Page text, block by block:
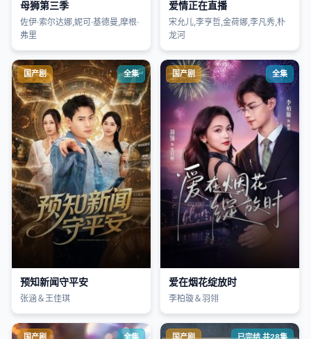
母狮第三季
佐伊·索尔达娜,妮可·基德曼,摩根·
弗里
爱情正在直播
宋允儿,李亨哲,金荷娜,李凡秀,朴
龙河
国产剧 全集
预知新闻守平安
张涵＆王佳琪
国产剧 全集
爱在烟花绽放时
李柏璇＆羽翎
国产剧 全集 国产剧 已完结 共28集